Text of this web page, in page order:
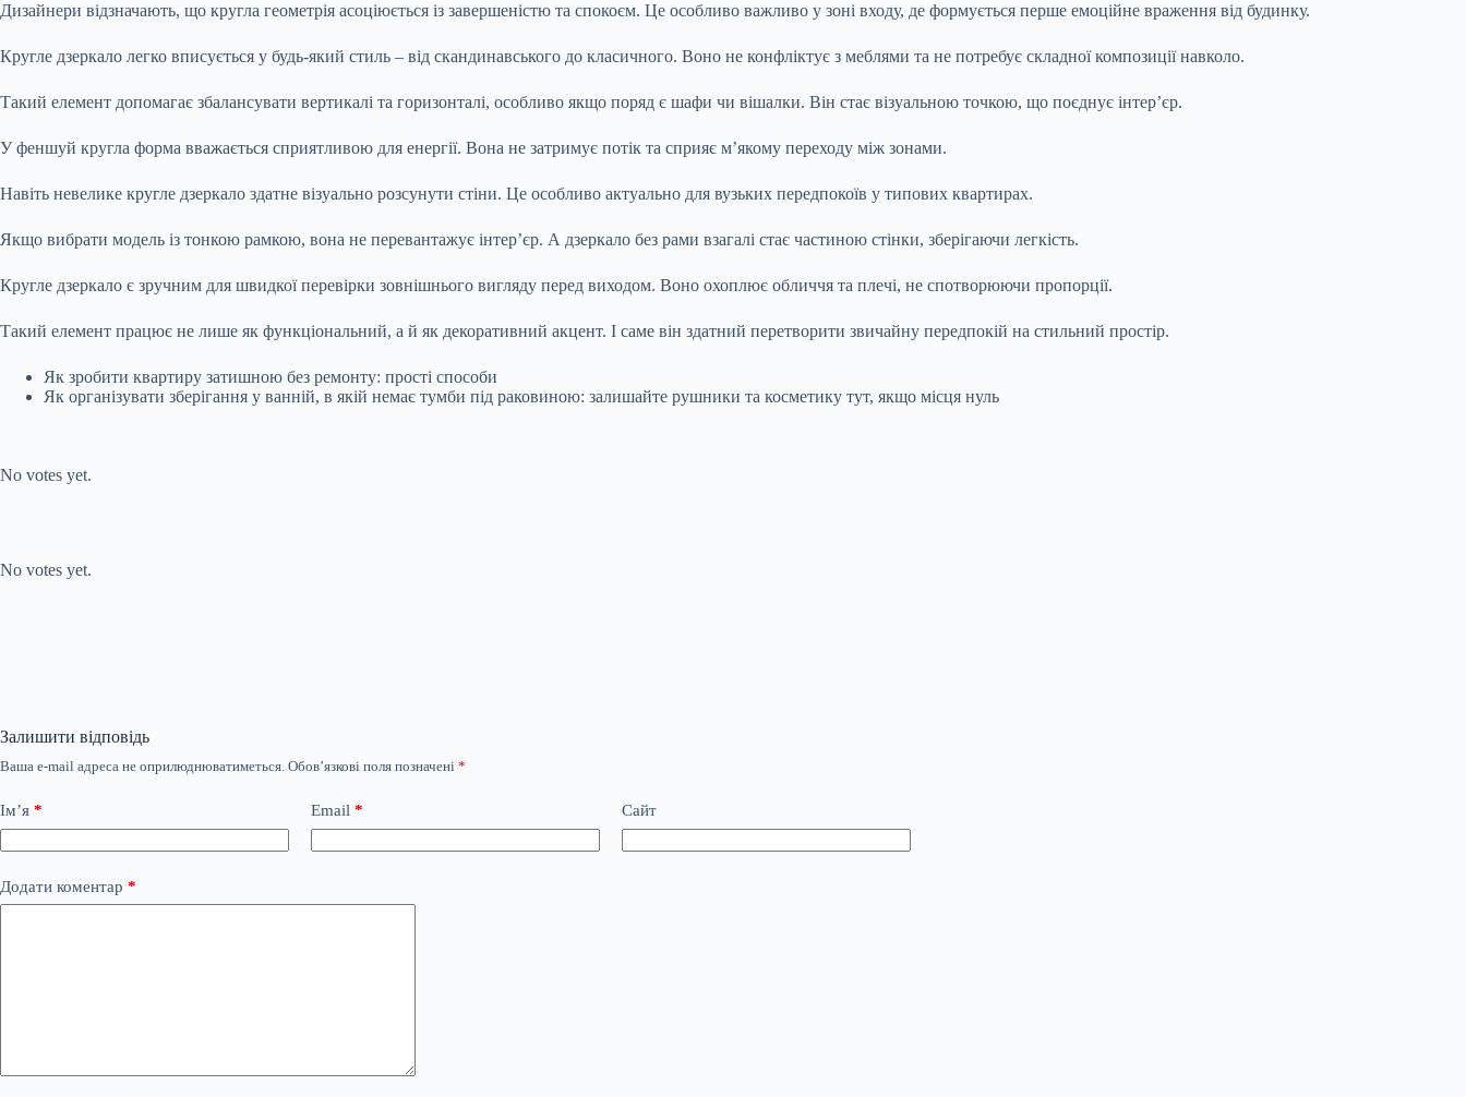
Дизайнери відзначають, що кругла геометрія асоціюється із завершеністю та спокоєм. Це особливо важливо у зоні входу, де формується перше емоційне враження від будинку.
Кругле дзеркало легко вписується у будь-який стиль – від скандинавського до класичного. Воно не конфліктує з меблями та не потребує складної композиції навколо.
Такий елемент допомагає збалансувати вертикалі та горизонталі, особливо якщо поряд є шафи чи вішалки. Він стає візуальною точкою, що поєднує інтер’єр.
У феншуй кругла форма вважається сприятливою для енергії. Вона не затримує потік та сприяє м’якому переходу між зонами.
Навіть невелике кругле дзеркало здатне візуально розсунути стіни. Це особливо актуально для вузьких передпокоїв у типових квартирах.
Якщо вибрати модель із тонкою рамкою, вона не перевантажує інтер’єр. А дзеркало без рами взагалі стає частиною стінки, зберігаючи легкість.
Кругле дзеркало є зручним для швидкої перевірки зовнішнього вигляду перед виходом. Воно охоплює обличчя та плечі, не спотворюючи пропорції.
Такий елемент працює не лише як функціональний, а й як декоративний акцент. І саме він здатний перетворити звичайну передпокій на стильний простір.
Як зробити квартиру затишною без ремонту: прості способи
Як організувати зберігання у ванній, в якій немає тумби під раковиною: залишайте рушники та косметику тут, якщо місця нуль
No votes yet.
No votes yet.
Залишити відповідь
Ваша e-mail адреса не оприлюднюватиметься. Обов’язкові поля позначені *
Ім’я * Email * Сайт
Додати коментар *